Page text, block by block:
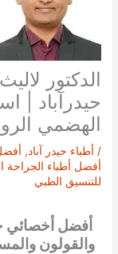
الدكتور
حيدرآباد |
الهضمي
/ أطباء حيدر آباد,
أفضل أطباء الجراحة
للتنسيق الطبي
أفضل أخصائي
والقولون